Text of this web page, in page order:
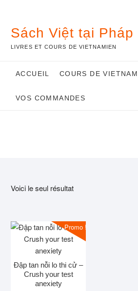
contentSách Việt tại Pháp
LIVRES ET COURS DE VIETNAMIEN
ACCUEIL COURS DE
VOS COMMANDES
Voici le seul résultat
Promo !
Đập tan nỗi lo thi cử –
Crush your test
anexiety